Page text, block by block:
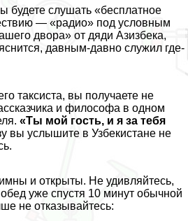
будете слушать «бесплатное
— «радио» под условным
двора» от дяди Азизбека,
давным-давно служил где-
таксиста, вы получаете не
и философа в одном
«Ты мой гость, и я за тебя
вы услышите в Узбекистане не
и открыты. Не удивляйтесь,
уже спустя 10 минут обычной
не отказывайтесь: